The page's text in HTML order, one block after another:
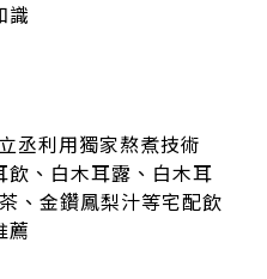
識
丞利用獨家熬煮技術
飲、白木耳露、白木耳
、金鑽鳳梨汁等宅配飲
薦